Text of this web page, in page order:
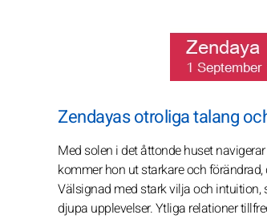
Zendayas otroliga talang
Med solen i det åttonde huset
kommer hon ut starkare och
Välsignad med stark vilja och intuition,
djupa upplevelser. Ytliga relationer